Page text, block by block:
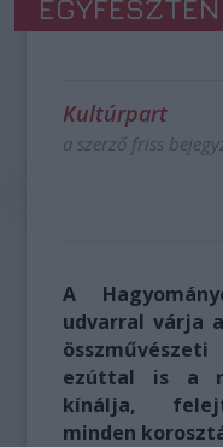
EGYFESZTEN
Kultúrpart
a szerző friss
A
udvarral várja
ezúttal is a
kínálja,
minden